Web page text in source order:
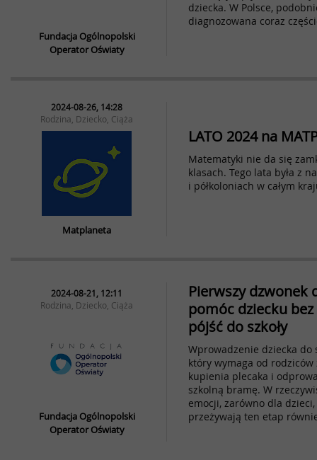
Fundacja Ogólnopolski
Operator Oświaty
dziecka. W Polsce,
diagnozowana coraz
2024-08-26, 14:28
Rodzina, Dziecko, Ciąża
Matplaneta
LATO 2024 na
Matematyki nie da się
klasach. Tego lata była z
i półkoloniach w całym
2024-08-21, 12:11
Rodzina, Dziecko, Ciąża
Fundacja Ogólnopolski
Operator Oświaty
Pierwszy dzwonek
pomóc dziecku
pójść do szkoły
Wprowadzenie dziecka do
który wymaga od
kupienia plecaka i
szkolną bramę. W
emocji, zarówno dla
przeżywają ten etap